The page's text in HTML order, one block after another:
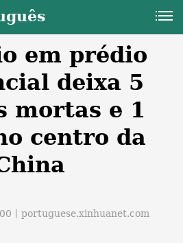
em prédio
deixa 5
mortas e 1
centro da
丨portuguese.xinhuanet.com